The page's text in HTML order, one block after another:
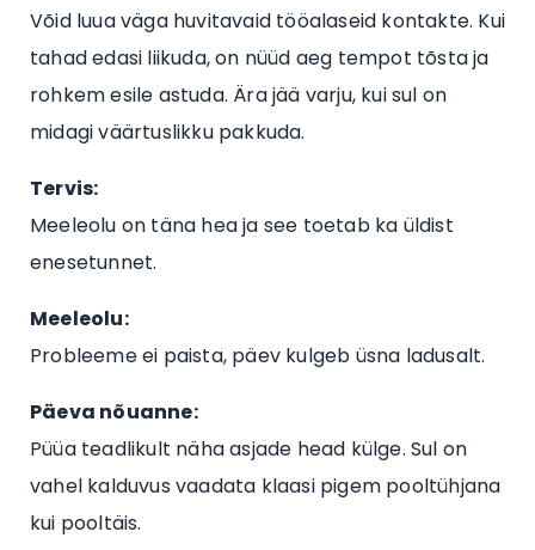
Võid luua väga huvitavaid tööalaseid kontakte. Kui
tahad edasi liikuda, on nüüd aeg tempot tõsta ja
rohkem esile astuda. Ära jää varju, kui sul on
midagi väärtuslikku pakkuda.
Tervis:
Meeleolu on täna hea ja see toetab ka üldist
enesetunnet.
Meeleolu:
Probleeme ei paista, päev kulgeb üsna ladusalt.
Päeva nõuanne:
Püüa teadlikult näha asjade head külge. Sul on
vahel kalduvus vaadata klaasi pigem pooltühjana
kui pooltäis.